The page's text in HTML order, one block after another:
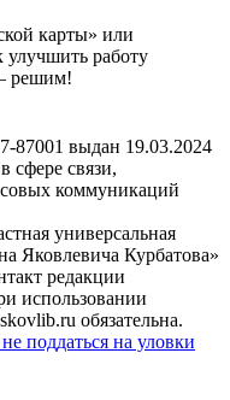
карты» или
улучшить работу
решим!
выдан 19.03.2024
сфере связи,
коммуникаций
универсальная
Яковлевича Курбатова»
редакции
использовании
обязательна.
поддаться на уловки